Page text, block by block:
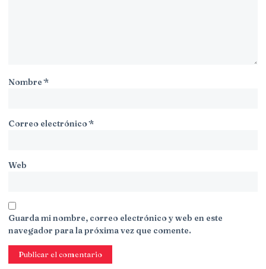
Nombre*
Correo electrónico*
Web
Guarda mi nombre, correo electrónico y web en este
navegador para la próxima vez que comente.